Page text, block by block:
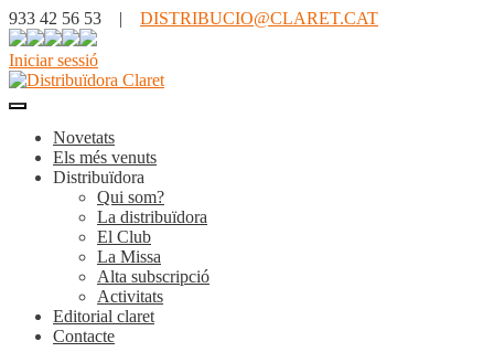
933 42 56 53 | DISTRIBUCIO@CLARET.CAT
Iniciar sessió
Novetats
Els més venuts
Distribuïdora
Qui som?
La distribuïdora
El Club
La Missa
Alta subscripció
Activitats
Editorial claret
Contacte